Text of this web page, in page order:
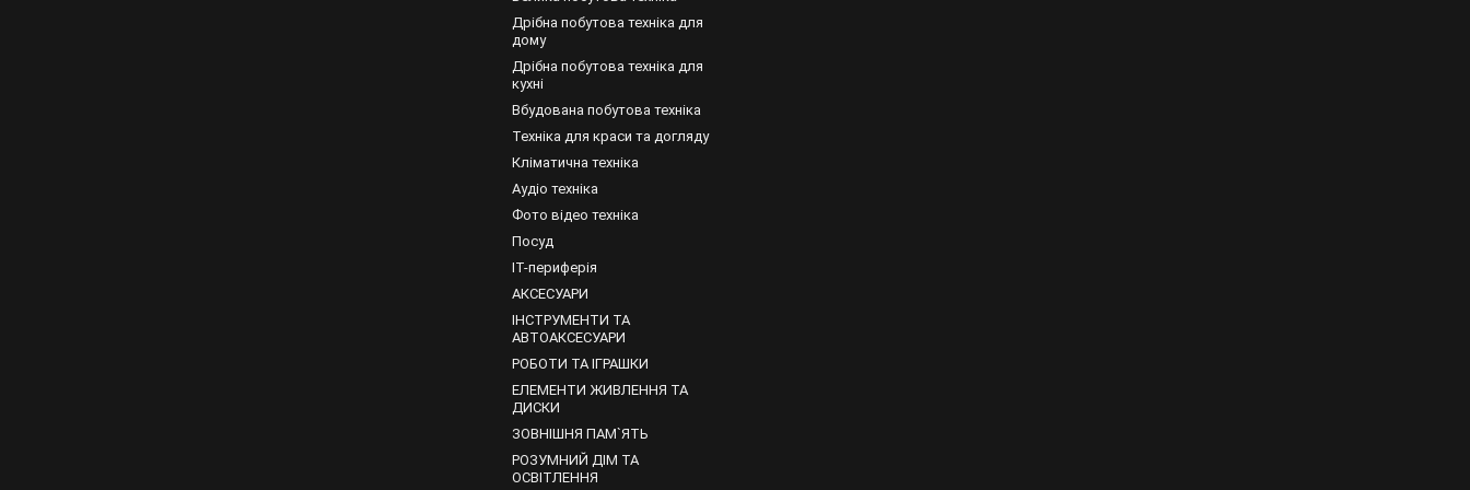
джерел струму. Плюсами є маленька вага, термін зберігання, працездатність при різних температурах і велика енергоємність;
Ртутні. В якості анода цинк, катоду – оксид ртуті, електроліту – калій гідроксид. Цей вид використовується рідко через токсичність ртуті. У батареї
хороша енергоємність, стабільна напруга, і несприйнятливість до змін температури. До мінусів відноситься складність переробки і отруйні речовини
Срібні. Елементи аналогічні, крім катода. У цьому випадку окис срібла. Позначається знаком «SR». Мають достатню потужність і не є токсичними.
Однак ціна набагато дорожче інших.
Дрібна побутова техніка для
дому
Дрібна побутова техніка для
кухні
Вбудована побутова техніка
Техніка для краси та догляду
Кліматична техніка
Аудіо техніка
Фото відео техніка
Посуд
IT-периферія
АКСЕСУАРИ
ІНСТРУМЕНТИ ТА
АВТОАКСЕСУАРИ
РОБОТИ ТА ІГРАШКИ
ЕЛЕМЕНТИ ЖИВЛЕННЯ ТА
ДИСКИ
ЗОВНІШНЯ ПАМ`ЯТЬ
РОЗУМНИЙ ДІМ ТА
ОСВІТЛЕННЯ